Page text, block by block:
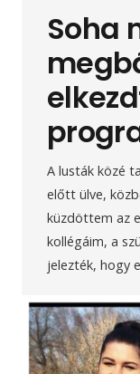
Soha
A lusták közé
előtt ülve,
küzdöttem az
kollégáim, a
jelezték, hogy